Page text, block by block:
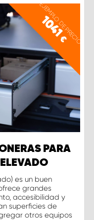
EJEMPLO DE PRECIO
1041
€
PARA
es un buen
grandes
accesibilidad y
superficies de
otros equipos